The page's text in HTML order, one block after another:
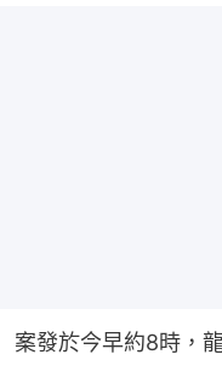
案發於今早約8時，